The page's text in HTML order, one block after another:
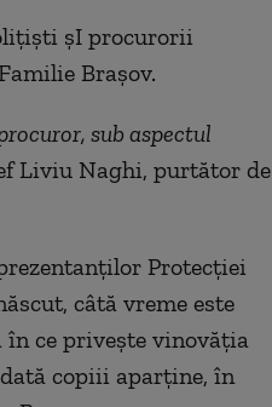
şI procurorii
Braşov.
sub aspectul
Liviu Naghi, purtător de
Protecţiei
câtă vreme este
ce priveşte vinovăţia
copiii aparţine, în